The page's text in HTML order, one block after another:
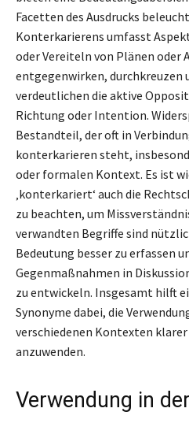
Facetten des Ausdrucks
Konterkarierens umfasst
oder Vereiteln von Plänen oder
entgegenwirken, durchkreuzen
verdeutlichen die aktive
Richtung oder Intention.
Bestandteil, der oft in
konterkarieren steht,
oder formalen Kontext. Es ist
‚konterkariert‘ auch die
zu beachten, um
verwandten Begriffe sind
Bedeutung besser zu erfassen
Gegenmaßnahmen in
zu entwickeln. Insgesamt hilft
Synonyme dabei, die
verschiedenen Kontexten
anzuwenden.
Verwendung in